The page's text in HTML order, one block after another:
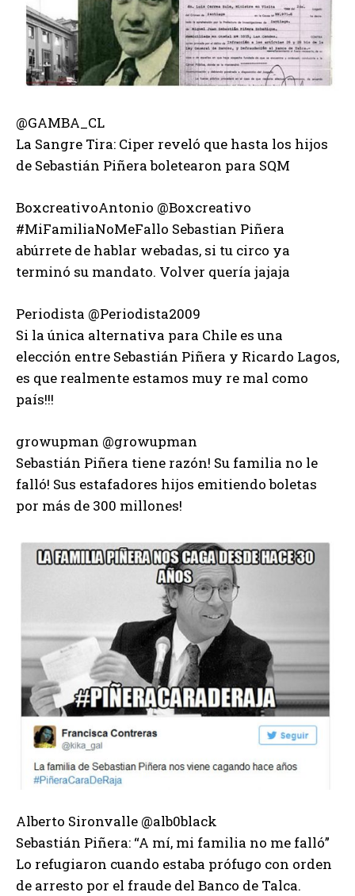
@GAMBA_CL
La Sangre Tira: Ciper reveló que hasta los hijos
de Sebastián Piñera boletearon para SQM
BoxcreativoAntonio ‏@Boxcreativo
#MiFamiliaNoMeFallo Sebastian Piñera
abúrrete de hablar webadas, si tu circo ya
terminó su mandato. Volver quería jajaja
Periodista @Periodista2009
Si la única alternativa para Chile es una
elección entre Sebastián Piñera y Ricardo Lagos,
es que realmente estamos muy re mal como
país!!!
growupman @growupman
Sebastián Piñera tiene razón! Su familia no le
falló! Sus estafadores hijos emitiendo boletas
por más de 300 millones!
Alberto Sironvalle @alb0black
Sebastián Piñera: “A mí, mi familia no me falló”
Lo refugiaron cuando estaba prófugo con orden
de arresto por el fraude del Banco de Talca.